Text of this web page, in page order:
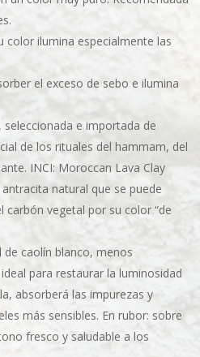
color ilumina especialmente las
el exceso de sebo e ilumina
seleccionada e importada de
de los rituales del hammam, del
INCI: Moroccan Lava Clay
natural que se puede
vegetal por su color “de
de caolín blanco, menos
para restaurar la luminosidad
absorberá las impurezas y
más sensibles. En rubor: sobre
fresco y saludable a los